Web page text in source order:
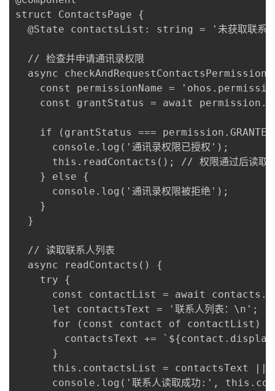
struct ContactsPage {
@State contactsList: string = '未获取联系
  // 检查并申请通讯录权限
async
const permissionName =
const grantStatus = await
if (grantStatus ===
      console.log('通讯录权限已授权');
this.readContacts(); // 权限通过后读取
    } else {
      console.log('通讯录权限被拒绝');
    }
  }
  // 读取联系人列表
  async readContacts() {
    try {
const contactList = await
      let contactsText = '联系人列表：\n';
      for (const contact of contactList) {
contactsText +=
      }
this.contactsList = contactsText || '
console.log('联系人读取成功:',